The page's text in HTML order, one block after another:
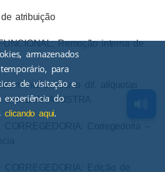
atribuição
Remoção interna de
desconto dif. alíquotas
ANAJUSTRA
armazenados
para
de visitação e
experiência do
clicando aqui.